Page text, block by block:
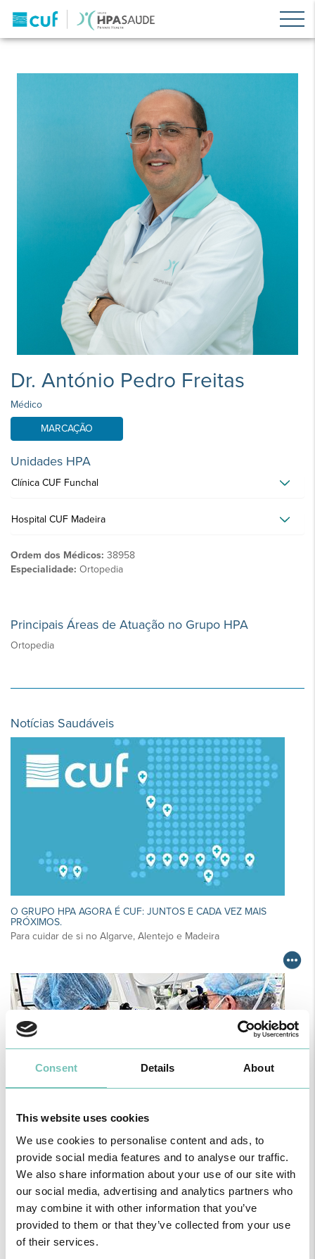
Consent Details About
This website uses cookies
We use cookies to personalise content and ads, to
provide social media features and to analyse our traffic.
We also share information about your use of our site with
our social media, advertising and analytics partners who
may combine it with other information that you’ve
provided to them or that they’ve collected from your use
of their services.
Dr. António Pedro Freitas
Médico
MARCAÇÃO
Unidades HPA
Clínica CUF Funchal
Hospital CUF Madeira
Ordem dos Médicos: 38958
Especialidade: Ortopedia
Principais Áreas de Atuação no Grupo HPA
Ortopedia
Notícias Saudáveis
O GRUPO HPA AGORA É CUF: JUNTOS E CADA VEZ MAIS
PRÓXIMOS.
Para cuidar de si no Algarve, Alentejo e Madeira
CIRURGIA AO ESTRABISMO PEDIÁTRICO
Realizou-se no Hospital CUF Faro a primeira Cirurgia de Estrabismo
Pediátrico n…